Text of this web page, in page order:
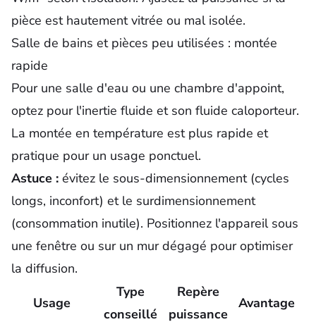
pièce est hautement vitrée ou mal isolée.
Salle de bains et pièces peu utilisées : montée
rapide
Pour une salle d'eau ou une chambre d'appoint,
optez pour l'inertie fluide et son fluide caloporteur.
La montée en température est plus rapide et
pratique pour un usage ponctuel.
Astuce : évitez le sous-dimensionnement (cycles
longs, inconfort) et le surdimensionnement
(consommation inutile). Positionnez l'appareil sous
une fenêtre ou sur un mur dégagé pour optimiser
la diffusion.
Usage
Type
conseillé
Repère
puissance
Avantage